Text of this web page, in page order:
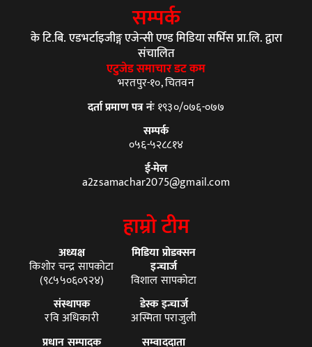
सम्पर्क
के टि.बि. एडभर्टाइजीङ्ग एजेन्सी एण्ड मिडिया सर्भिस प्रा.लि. द्वारा
संचालित
एटुजेड समाचार डट कम
भरतपुर-१०, चितवन
दर्ता प्रमाण पत्र नंः१९३०/०७६-०७७
सम्पर्क
०५६-५२८८१४
ई-मेल
a2zsamachar2075@gmail.com
हाम्रो टीम
अध्यक्ष
किशोर चन्द्र सापकोटा
(९८५५०६०९२४)
संस्थापक
रवि अधिकारी
प्रधान सम्पादक
मिडिया प्रोडक्सन
इन्चार्ज
विशाल सापकोटा
डेस्क इन्चार्ज
अस्मिता पराजुली
सम्वाददाता